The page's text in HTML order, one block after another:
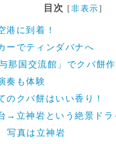
目次 [非表示]
港に到着！
ーでティンダバナへ
那国交流館」でクバ餅
奏も体験
のクバ餅はいい香り！
→立神岩という絶景ドラ
写真は立神岩